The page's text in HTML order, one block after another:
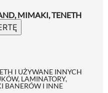
MIMAKI, TENETH
I UŻYWANE INNYCH
LAMINATORY,
BANERÓW I INNE